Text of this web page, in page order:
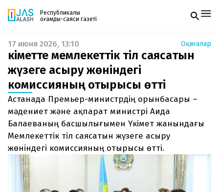
Республикалық
қоғамдық-саяси газеті
Жаңалықтар
Спорт
Live
Руханият
Аймақ
Архив
Заң және тәртіп
Редакциямен байланыс
+7 708 604 51 06
Жарнама бөлімі
+7 701 220 64 52
Пошта
zhasalash100@gmail.com
Газетке жазылу
PDF форматтағы газетті ай сайын электронды
поштаңызға алып отырыңыз. Жаңа нөмір
шыққан сәтте сізге бірден жіберіледі. Тек email
енгізіңіз, біз қалғанын өзіміз жібереміз.
17 июня 2026, 13:10 Оқиғалар
Үкіметте мемлекеттік тіл саясатын
жүзеге асыру жөніндегі
комиссияның отырысы өтті
Астанада Премьер-министрдің орынбасары –
мәдениет және ақпарат министрі Аида
Балаеваның басшылығымен Үкімет жанындағы
Мемлекеттік тіл саясатын жүзеге асыру
жөніндегі комиссияның отырысы өтті.